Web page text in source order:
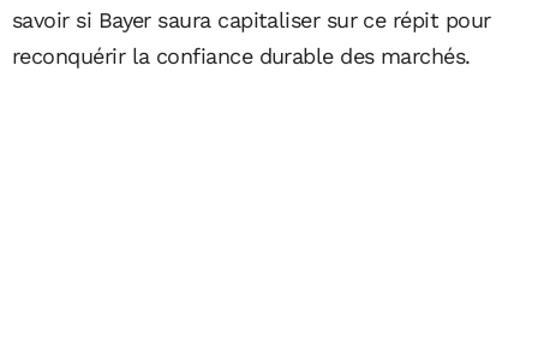
savoir si Bayer saura capitaliser sur ce répit pour
reconquérir la confiance durable des marchés.